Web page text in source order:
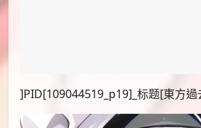
]PID[109044519_p19]_标题[東方過